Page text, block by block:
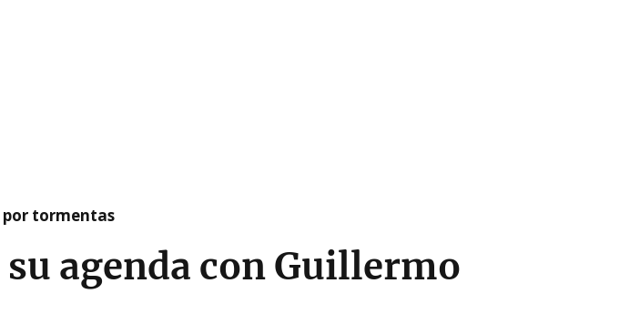
por tormentas
agenda con Guillermo